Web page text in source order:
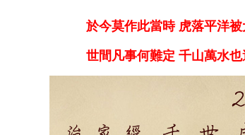
於今莫作此當時 虎落平洋被
世間凡事何難定 千山萬水也